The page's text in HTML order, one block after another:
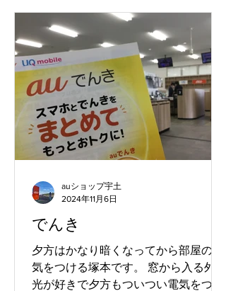
でんき
夕方はかなり暗くなってから部屋の電
気をつける塚本です。 窓から入る外の
光が好きで夕方もついつい電気をつけ
auショップ宇土
2024年11月6日